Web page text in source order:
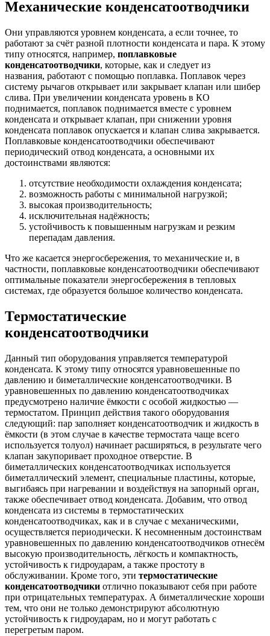
Механические конденсатоотводчики
Они управляются уровнем конденсата, а если точнее, то
работают за счёт разной плотности конденсата и пара. К этому
типу относятся, например, поплавковые
конденсатоотводчики, которые, как и следует из
названия, работают с помощью поплавка. Поплавок через
систему рычагов открывает или закрывает клапан или шибер
слива. При увеличении конденсата уровень в КО
поднимается, поплавок поднимается вместе с уровнем
конденсата и открывает клапан, при снижении уровня
конденсата поплавок опускается и клапан слива закрывается.
Поплавковые конденсатоотводчики обеспечивают
периодический отвод конденсата, а основными их
достоинствами являются:
отсутствие необходимости охлаждения конденсата;
возможность работы с минимальной нагрузкой;
высокая производительность;
исключительная надёжность;
устойчивость к повышенным нагрузкам и резким
перепадам давления.
Что же касается энергосбережения, то механические и, в
частности, поплавковые конденсатоотводчики обеспечивают
оптимальные показатели энергосбережения в тепловых
системах, где образуется большое количество конденсата.
Термостатические
конденсатоотводчики
Данный тип оборудования управляется температурой
конденсата. К этому типу относятся уравновешенные по
давлению и биметаллические конденсатоотводчики. В
уравновешенных по давлению конденсатоотводчиках
предусмотрено наличие ёмкости с особой жидкостью —
термостатом. Принцип действия такого оборудования
следующий: пар заполняет конденсатоотводчик и жидкость в
ёмкости (в этом случае в качестве термостата чаще всего
используется толуол) начинает расширяться, в результате чего
клапан закупоривает проходное отверстие. В
биметаллических конденсатоотводчиках используется
биметаллический элемент, специальные пластины, которые,
выгибаясь при нагревании и воздействуя на запорный орган,
также обеспечивает отвод конденсата. Добавим, что отвод
конденсата из системы в термостатических
конденсатоотводчиках, как и в случае с механическими,
осуществляется периодически. К несомненным достоинствам
уравновешенных по давлению конденсатоотводчиков отнесём
высокую производительность, лёгкость и компактность,
устойчивость к гидроударам, а также простоту в
обслуживании. Кроме того, эти термостатические
конденсатоотводчики отлично показывают себя при работе
при отрицательных температурах. А биметаллические хороши
тем, что они не только демонстрируют абсолютную
устойчивость к гидроударам, но и могут работать с
перегретым паром.